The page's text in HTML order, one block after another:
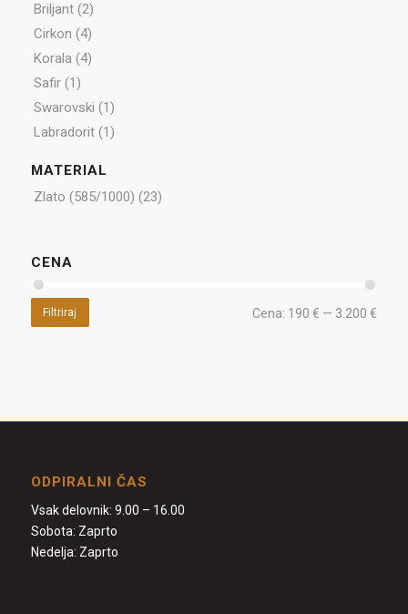
Briljant (2)
Cirkon (4)
Korala (4)
Safir (1)
Swarovski (1)
Labradorit (1)
MATERIAL
Zlato (585/1000) (23)
CENA
Filtriraj Cena: 190 € — 3.200 €
ODPIRALNI ČAS
Vsak delovnik: 9.00 – 16.00
Sobota: Zaprto
Nedelja: Zaprto